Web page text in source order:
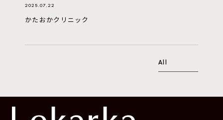
2025.07.22
かたおかクリニック
All